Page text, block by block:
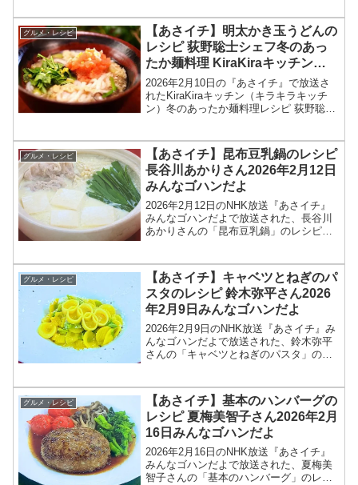
さイチ」では、KiraKiraキッチンで、...
グルメ・レシピ
【あさイチ】明太かき玉うどんの
レシピ 荻野聡士シェフ冬のあっ
たか麺料理 KiraKiraキッチン
2026年2月10日
2026年2月10日の『あさイチ』で放送さ
れたKiraKiraキッチン（キラキラキッチ
ン）冬のあったか麺料理レシピ 荻野聡士
チ」では、KiraKiraキッチンで、冬のあ...
グルメ・レシピ
【あさイチ】昆布豆乳鍋のレシピ
長谷川あかりさん2026年2月12日
みんなゴハンだよ
2026年2月12日のNHK放送『あさイチ』
みんなゴハンだよで放送された、長谷川
あかりさんの「昆布豆乳鍋」のレシピを
んが登場！具材を入れて煮るだけのノン
オイル鍋のレシ...
グルメ・レシピ
【あさイチ】キャベツとねぎのパ
スタのレシピ 鈴木弥平さん2026
年2月9日みんなゴハンだよ
2026年2月9日のNHK放送『あさイチ』み
んなゴハンだよで放送された、鈴木弥平
さんの「キャベツとねぎのパスタ」のレ
ーナーシェフの鈴木弥平さんが登場！ミ
ラノ・コルティ...
グルメ・レシピ
【あさイチ】基本のハンバーグの
レシピ 夏梅美智子さん2026年2月
16日みんなゴハンだよ
2026年2月16日のNHK放送『あさイチ』
みんなゴハンだよで放送された、夏梅美
智子さんの「基本のハンバーグ」のレシ